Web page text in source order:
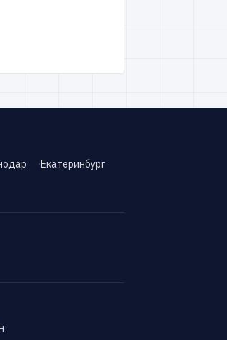
Екатеринбург